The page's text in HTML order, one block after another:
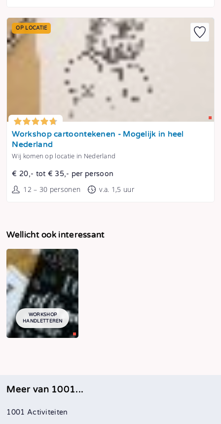
Tonen
OP LOCATIE
Workshop cartoontekenen - Mogelijk in heel
Nederland
Wij komen op locatie in Nederland
€ 20,- tot € 35,- per persoon
12 – 30 personen v.a. 1,5 uur
Wellicht ook interessant
WORKSHOP
HANDLETTEREN
Meer van 1001...
1001 Activiteiten